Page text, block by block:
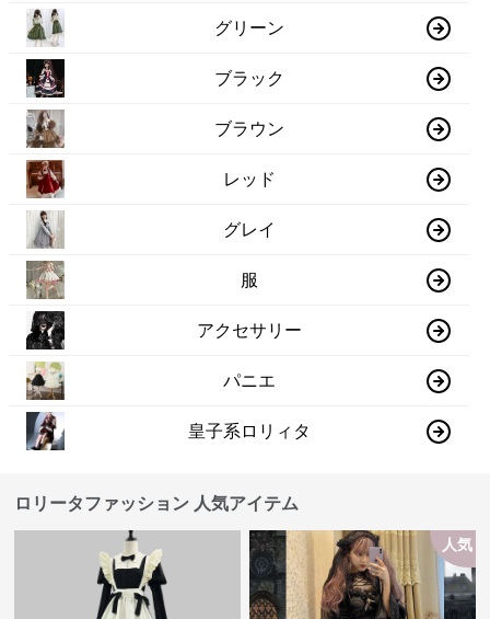
グリーン
ブラック
ブラウン
レッド
グレイ
服
アクセサリー
パニエ
皇子系ロリィタ
ロリータファッション 人気アイテム
人気